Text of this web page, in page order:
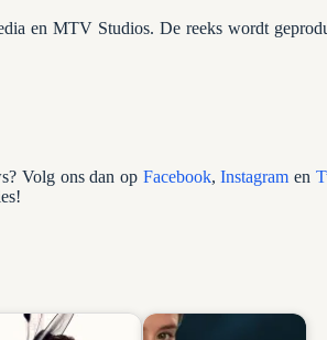
en MTV Studios. De reeks wordt
Volg ons dan op Facebook,Instagramen